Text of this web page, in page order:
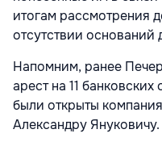
итогам рассмотрения
отсутствии оснований
Напомним, ранее
арест на 11
были открыты
Александру Януковичу.